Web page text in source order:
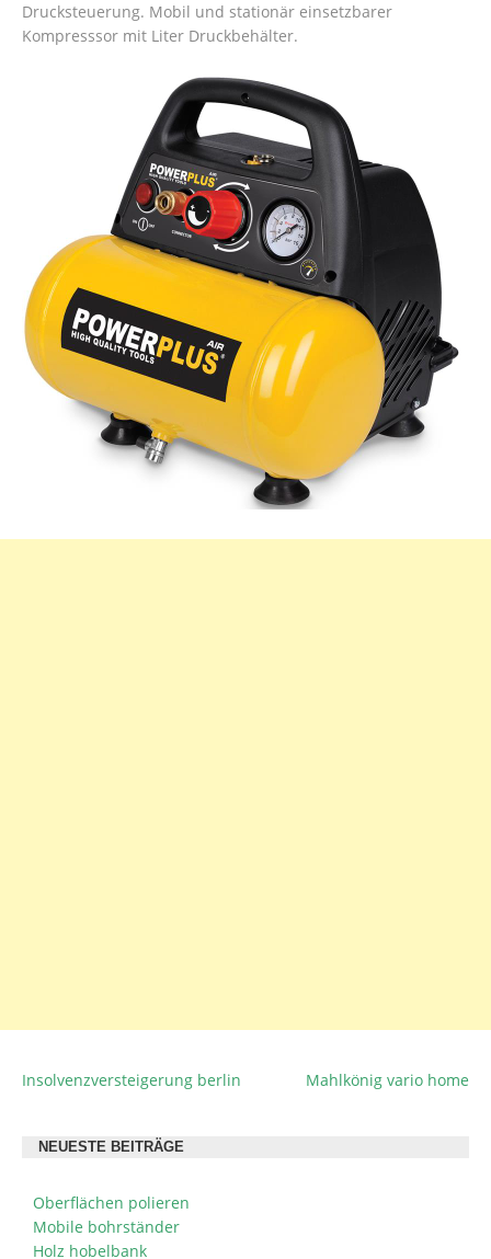
Drucksteuerung. Mobil und stationär einsetzbarer
Kompresssor mit Liter Druckbehälter.
BEITRAGSNAVIGATION
Insolvenzversteigerung berlin Mahlkönig vario home
NEUESTE BEITRÄGE
Oberflächen polieren
Mobile bohrständer
Holz hobelbank